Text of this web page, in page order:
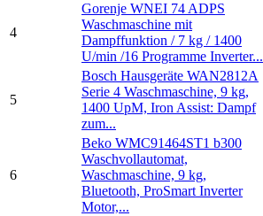
4
Gorenje WNEI 74 ADPS
Waschmaschine mit
Dampffunktion / 7 kg / 1400
U/min /16 Programme Inverter...
5
Bosch Hausgeräte WAN2812A
Serie 4 Waschmaschine, 9 kg,
1400 UpM, Iron Assist: Dampf
zum...
6
Beko WMC91464ST1 b300
Waschvollautomat,
Waschmaschine, 9 kg,
Bluetooth, ProSmart Inverter
Motor,...